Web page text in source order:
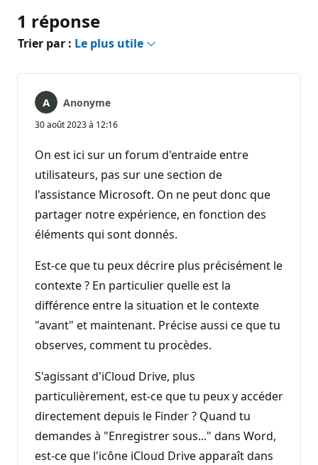
1 réponse
Trier par : Le plus utile
Anonyme
30 août 2023 à 12:16
On est ici sur un forum d'entraide entre
utilisateurs, pas sur une section de
l'assistance Microsoft. On ne peut donc que
partager notre expérience, en fonction des
éléments qui sont donnés.
Est-ce que tu peux décrire plus précisément le
contexte ? En particulier quelle est la
différence entre la situation et le contexte
"avant" et maintenant. Précise aussi ce que tu
observes, comment tu procèdes.
S'agissant d'iCloud Drive, plus
particulièrement, est-ce que tu peux y accéder
directement depuis le Finder ? Quand tu
demandes à "Enregistrer sous..." dans Word,
est-ce que l'icône iCloud Drive apparaît dans